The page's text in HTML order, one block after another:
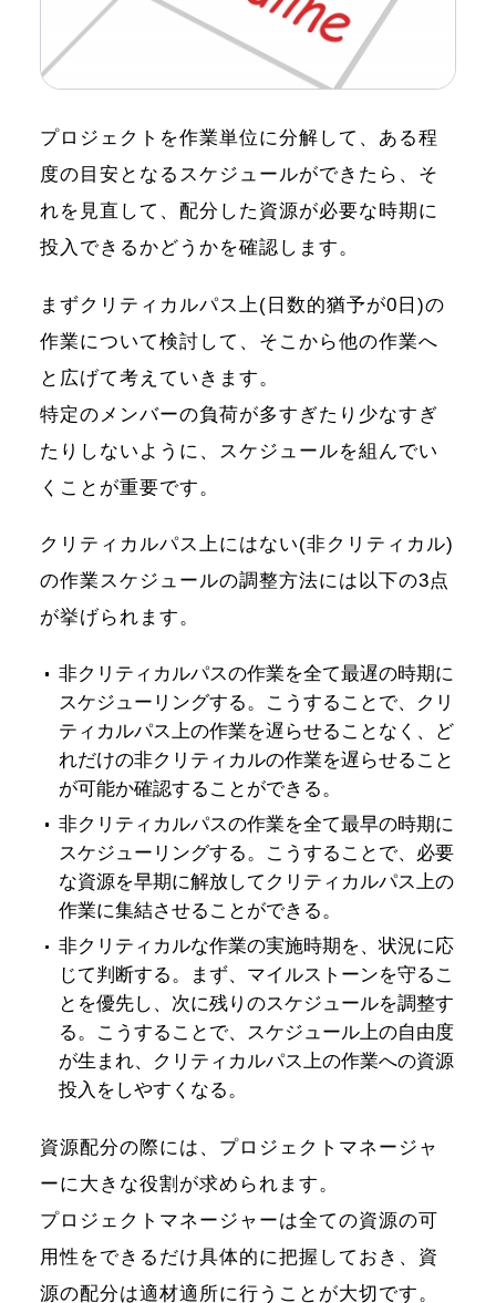
プロジェクトを作業単位に分解して、ある程
度の目安となるスケジュールができたら、そ
れを見直して、配分した資源が必要な時期に
投入できるかどうかを確認します。
まずクリティカルパス上(日数的猶予が0日)の
作業について検討して、そこから他の作業へ
と広げて考えていきます。
特定のメンバーの負荷が多すぎたり少なすぎ
たりしないように、スケジュールを組んでい
くことが重要です。
クリティカルパス上にはない(非クリティカル)
の作業スケジュールの調整方法には以下の3点
が挙げられます。
非クリティカルパスの作業を全て最遅の時期に
スケジューリングする。こうすることで、クリ
ティカルパス上の作業を遅らせることなく、ど
れだけの非クリティカルの作業を遅らせること
が可能か確認することができる。
非クリティカルパスの作業を全て最早の時期に
スケジューリングする。こうすることで、必要
な資源を早期に解放してクリティカルパス上の
作業に集結させることができる。
非クリティカルな作業の実施時期を、状況に応
じて判断する。まず、マイルストーンを守るこ
とを優先し、次に残りのスケジュールを調整す
る。こうすることで、スケジュール上の自由度
が生まれ、クリティカルパス上の作業への資源
投入をしやすくなる。
資源配分の際には、プロジェクトマネージャ
ーに大きな役割が求められます。
プロジェクトマネージャーは全ての資源の可
用性をできるだけ具体的に把握しておき、資
源の配分は適材適所に行うことが大切です。